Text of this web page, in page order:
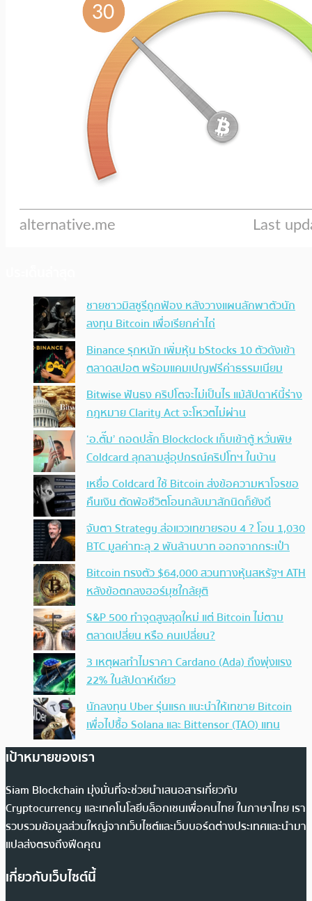
ชายชาวมิสซูรีถูกฟ้อง หลังวางแผนลักพาตัวนัก
ลงทุน Bitcoin เพื่อเรียกค่าไถ่
Binance รุกหนัก เพิ่มหุ้น bStocks 10 ตัวดังเข้า
ตลาดสปอต พร้อมแคมเปญฟรีค่าธรรมเนียม
Bitwise ฟันธง คริปโตจะไม่เป็นไร แม้สัปดาห์นี้ร่าง
กฎหมาย Clarity Act จะโหวตไม่ผ่าน
‘อ.ตั๊ม’ ถอดปลั้ก Blockclock เก็บเข้าตู้ หวั่นพิษ
Coldcard ลุกลามสู่อุปกรณ์คริปโทฯ ในบ้าน
เหยื่อ Coldcard ใช้ Bitcoin ส่งข้อความหาโจรขอ
คืนเงิน ตัดพ้อชีวิตโอนกลับมาสักนิดก็ยังดี
จับตา Strategy ส่อแววเทขายรอบ 4 ? โอน 1,030
BTC มูลค่าทะลุ 2 พันล้านบาท ออกจากกระเป๋า
Bitcoin ทรงตัว $64,000 สวนทางหุ้นสหรัฐฯ ATH
หลังข้อตกลงฮอร์มุซใกล้ยุติ
S&P 500 ทำจุดสูงสุดใหม่ แต่ Bitcoin ไม่ตาม
ตลาดเปลี่ยน หรือ คนเปลี่ยน?
3 เหตุผลทำไมราคา Cardano (Ada) ถึงพุ่งแรง
22% ในสัปดาห์เดียว
นักลงทุน Uber รุ่นแรก แนะนำให้เทขาย Bitcoin
เพื่อไปซื้อ Solana และ Bittensor (TAO) แทน
เป้าหมายของเรา
Siam Blockchain มุ่งมั่นที่จะช่วยนำเสนอสารเกี่ยวกับ
Cryptocurrency และเทคโนโลยีบล็อกเชนเพื่อคนไทย ในภาษาไทย เรา
รวบรวมข้อมูลส่วนใหญ่จากเว็บไซต์และเว็บบอร์ดต่างประเทศและนำมา
แปลส่งตรงถึงฟีดคุณ
เกี่ยวกับเว็บไซต์นี้